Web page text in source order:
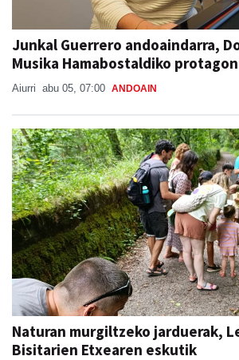
Junkal Guerrero andoaindarra,
Musika Hamabostaldiko
Aiurri abu 05, 07:00 ANDOAIN
Naturan murgiltzeko jarduerak,
Bisitarien Etxearen eskutik